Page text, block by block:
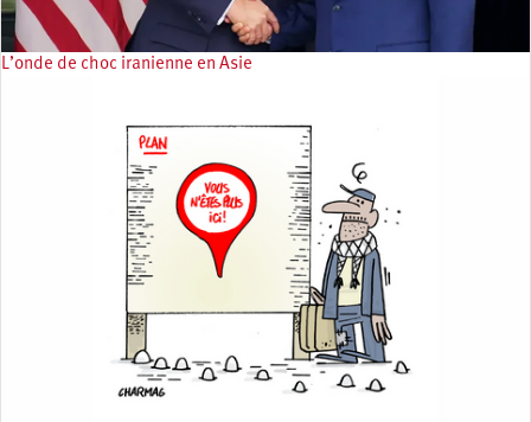
L’onde de choc iranienne en Asie